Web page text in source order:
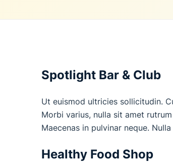
Spotlight Bar & Club
Ut euismod ultricies sollicitudin.
Morbi varius, nulla sit amet
Maecenas in pulvinar neque.
Healthy Food Shop